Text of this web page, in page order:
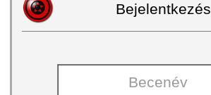
Bejelentkezés